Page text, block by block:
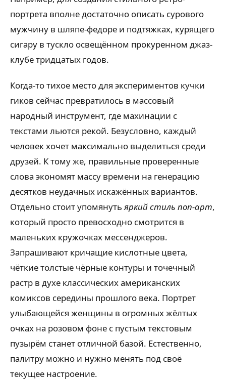
портрета вполне достаточно описать сурового
мужчину в шляпе-федоре и подтяжках, курящего
сигару в тускло освещённом прокуренном джаз-
клубе тридцатых годов.
Когда-то тихое место для экспериментов кучки
гиков сейчас превратилось в массовый
народный инструмент, где махинации с
текстами льются рекой. Безусловно, каждый
человек хочет максимально выделиться среди
друзей. К тому же, правильные проверенные
слова экономят массу времени на генерацию
десятков неудачных искажённых вариантов.
Отдельно стоит упомянуть яркий стиль поп-арт,
который просто превосходно смотрится в
маленьких кружочках мессенджеров.
Запрашивают кричащие кислотные цвета,
чёткие толстые чёрные контуры и точечный
растр в духе классических американских
комиксов середины прошлого века. Портрет
улыбающейся женщины в огромных жёлтых
очках на розовом фоне с пустым текстовым
пузырём станет отличной базой. Естественно,
палитру можно и нужно менять под своё
текущее настроение.